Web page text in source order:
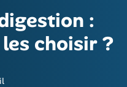
:
choisir ?